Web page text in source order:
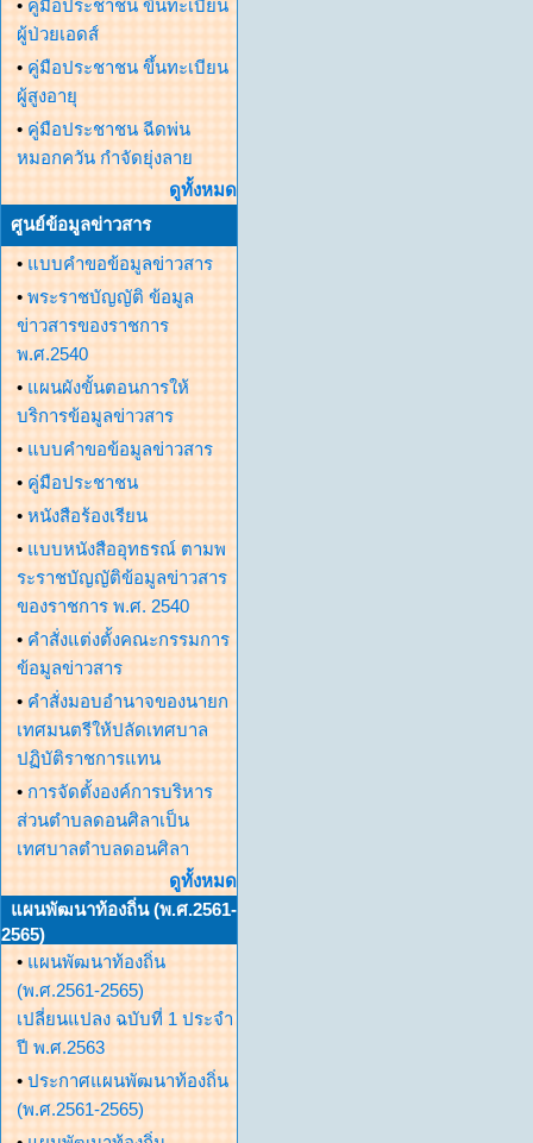
• คู่มือประชาชน ขึ้นทะเบียน
ผู้ป่วยเอดส์
• คู่มือประชาชน ขึ้นทะเบียน
ผู้สูงอายุ
• คู่มือประชาชน ฉีดพ่น
หมอกควัน กำจัดยุ่งลาย
ดูทั้งหมด
ศูนย์ข้อมูลข่าวสาร
• แบบคำขอข้อมูลข่าวสาร
• พระราชบัญญัติ ข้อมูล
ข่าวสารของราชการ
พ.ศ.2540
• แผนผังขั้นตอนการให้
บริการข้อมูลข่าวสาร
• แบบคำขอข้อมูลข่าวสาร
• คู่มือประชาชน
• หนังสือร้องเรียน
• แบบหนังสืออุทธรณ์ ตามพ
ระราชบัญญัติข้อมูลข่าวสาร
ของราชการ พ.ศ. 2540
• คำสั่งแต่งตั้งคณะกรรมการ
ข้อมูลข่าวสาร
• คำสั่งมอบอำนาจของนายก
เทศมนตรีให้ปลัดเทศบาล
ปฏิบัติราชการแทน
• การจัดตั้งองค์การบริหาร
ส่วนตำบลดอนศิลาเป็น
เทศบาลตำบลดอนศิลา
ดูทั้งหมด
แผนพัฒนาท้องถิ่น (พ.ศ.2561-
2565)
• แผนพัฒนาท้องถิ่น
(พ.ศ.2561-2565)
เปลี่ยนแปลง ฉบับที่ 1 ประจำ
ปี พ.ศ.2563
• ประกาศแผนพัฒนาท้องถิ่น
(พ.ศ.2561-2565)